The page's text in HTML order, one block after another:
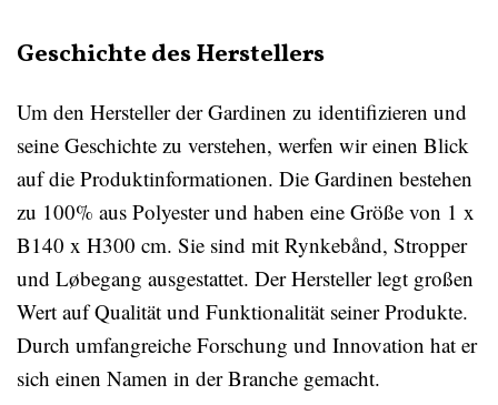
Geschichte des Herstellers
Um den Hersteller der Gardinen zu identifizieren und
seine Geschichte zu verstehen, werfen wir einen Blick
auf die Produktinformationen. Die Gardinen bestehen
zu 100% aus Polyester und haben eine Größe von 1 x
B140 x H300 cm. Sie sind mit Rynkebånd, Stropper
und Løbegang ausgestattet. Der Hersteller legt großen
Wert auf Qualität und Funktionalität seiner Produkte.
Durch umfangreiche Forschung und Innovation hat er
sich einen Namen in der Branche gemacht.